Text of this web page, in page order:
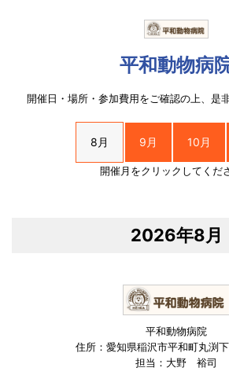
平和動物病
開催日・場所・参加費用をご確認の上、是
8月 9月 10月
開催月をクリックしてくだ
2026年8月
平和動物病院
住所：愛知県稲沢市平和町丸渕
担当：大野 裕司